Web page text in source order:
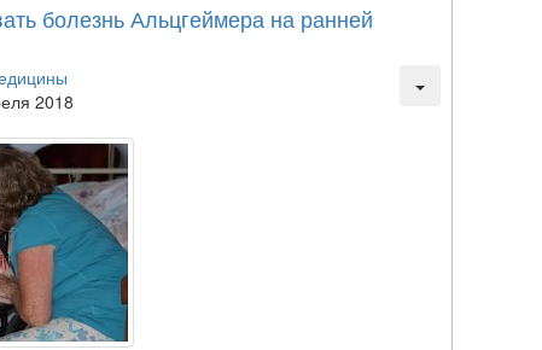
болезнь Альцгеймера на ранней
2018